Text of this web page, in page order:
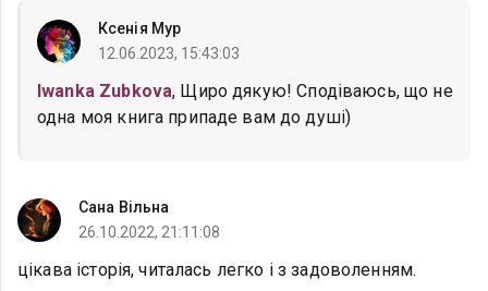
Ксенія Мур
12.06.2023, 15:43:03
Iwanka Zubkova, Щиро дякую! Сподіваюсь, що не
одна моя книга припаде вам до душі)
Сана Вільна
26.10.2022, 21:11:08
цікава історія, читалась легко і з задоволенням.